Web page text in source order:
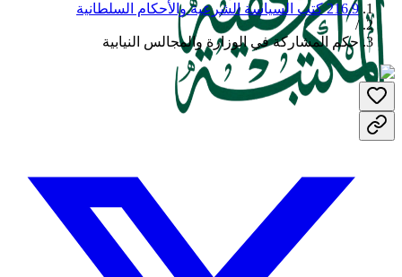
216.9 كتب السياسة الشرعية والأحكام السلطانية
/
حكم المشاركة في الوزارة والمجالس النيابية